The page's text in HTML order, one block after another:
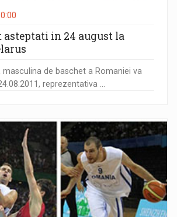
asteptati in 24 august la
masculina de baschet a Romaniei va
reprezentativa ...